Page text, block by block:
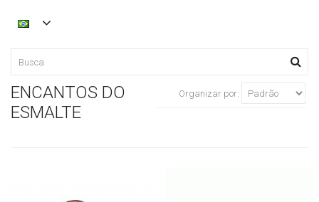
ENCANTOS DO
ESMALTE
Organizar por: